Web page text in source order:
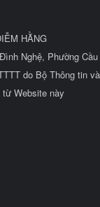
HẰNG
Nghệ, Phường
do Bộ Thông tin
Website này